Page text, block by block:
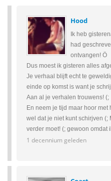
Hood
Ik heb
had
ontvangen! Ö
Dus moest ik gisteren alles
Je verhaal blijft echt te
einde op komst is want je
Aan al je verhalen trouwens! (;
En neem je tijd maar hoor
wel dat je niet kunt schirjven (;
verder moet! (; gewoon omdat
1 decennium geleden